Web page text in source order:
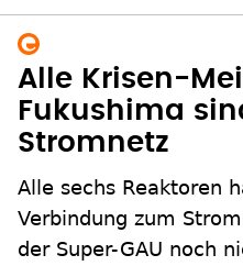
Alle Krisen-
Fukushima
Stromnetz
Alle sechs Reaktoren
Verbindung zum
der Super-GAU noch